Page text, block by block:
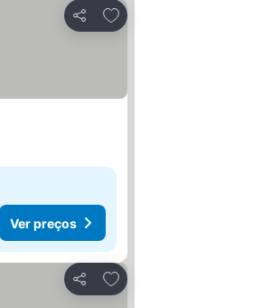
Partilhar
Adicionar aos favoritos
Ver preços
Partilhar
Adicionar aos favoritos